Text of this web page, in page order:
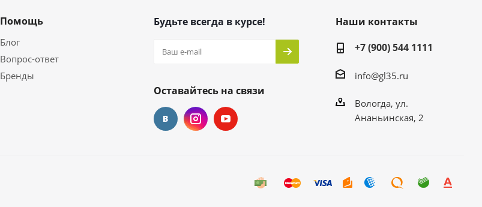
Помощь
Блог
Вопрос-ответ
Бренды
Будьте всегда в курсе!
Оставайтесь на связи
Наши контакты
+7 (900) 544 1111
info@gl35.ru
Вологда, ул.
Ананьинская, 2